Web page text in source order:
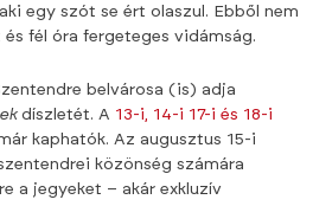
egy szót se ért olaszul. Ebből nem
és fél óra fergeteges vidámság.
belvárosa (is) adja
díszletét. A 13-i, 14-i 17-i és 18-i
kaphatók. Az augusztus 15-i
közönség számára
a jegyeket – akár exkluzív